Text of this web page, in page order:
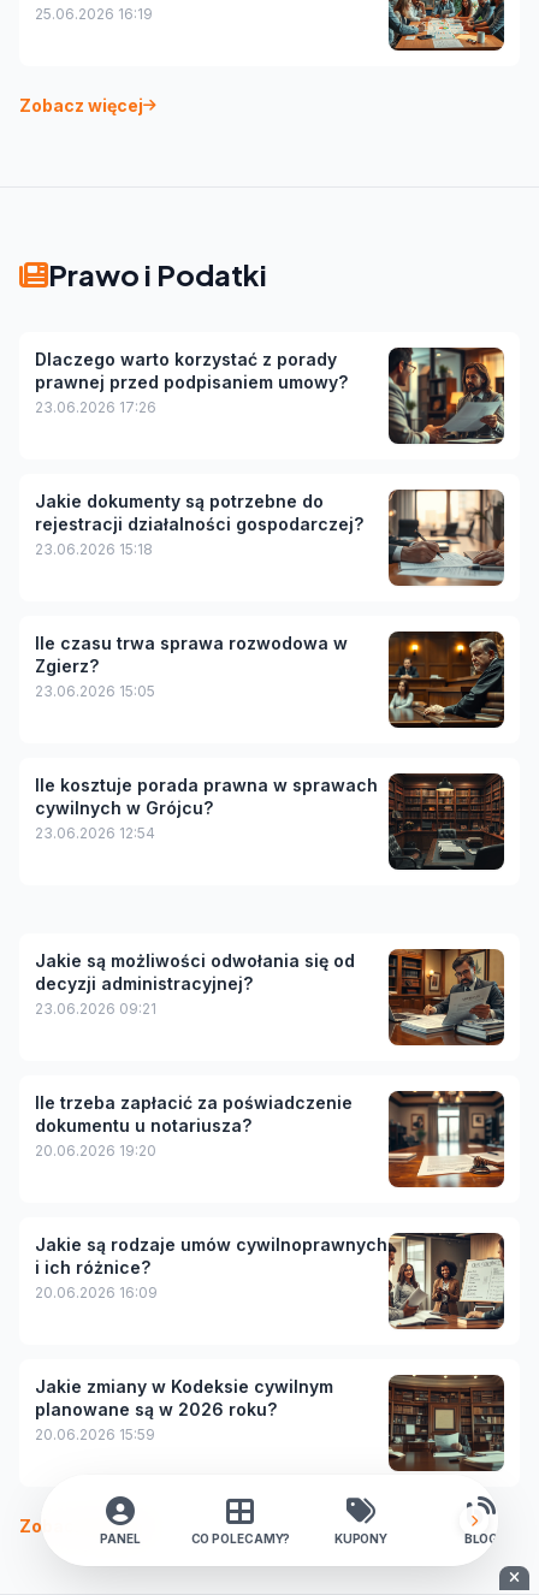
25.06.2026 16:19
Zobacz więcej
Prawo i Podatki
Dlaczego warto korzystać z porady
prawnej przed podpisaniem umowy?
23.06.2026 17:26
Jakie dokumenty są potrzebne do
rejestracji działalności gospodarczej?
23.06.2026 15:18
Ile czasu trwa sprawa rozwodowa w
Zgierz?
23.06.2026 15:05
Ile kosztuje porada prawna w sprawach
cywilnych w Grójcu?
23.06.2026 12:54
Jakie są możliwości odwołania się od
decyzji administracyjnej?
23.06.2026 09:21
Ile trzeba zapłacić za poświadczenie
dokumentu u notariusza?
20.06.2026 19:20
Jakie są rodzaje umów cywilnoprawnych
i ich różnice?
20.06.2026 16:09
Jakie zmiany w Kodeksie cywilnym
planowane są w 2026 roku?
20.06.2026 15:59
Zobacz więcej
PANEL CO POLECAMY? KUPONY BLOG